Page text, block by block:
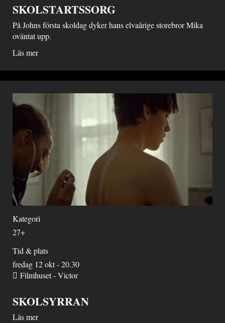
SKOLSTARTSSORG
På Johns första skoldag dyker hans elvaårige storebror Mika
oväntat upp.
Läs mer
Kategori
27+
Tid & plats
fredag 12 okt - 20.30
Filmhuset - Victor
SKOLSYRRAN
Läs mer